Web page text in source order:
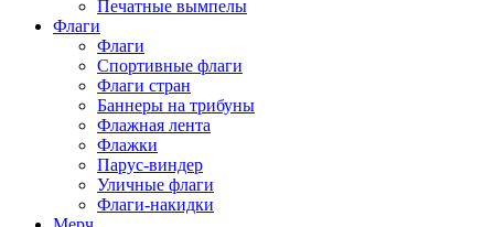
Печатные вымпелы
Флаги
Флаги
Спортивные флаги
Флаги стран
Баннеры на трибуны
Флажная лента
Флажки
Парус-виндер
Уличные флаги
Флаги-накидки